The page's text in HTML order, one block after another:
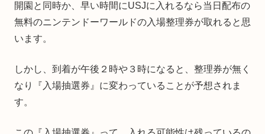
開園と同時か、早い時間にUSJに入れるなら当日配布の
無料のニンテンドーワールドの入場整理券が取れると思
います。
しかし、到着が午後２時や３時になると、整理券が無く
なり『入場抽選券』に変わっていることが予想されま
す。